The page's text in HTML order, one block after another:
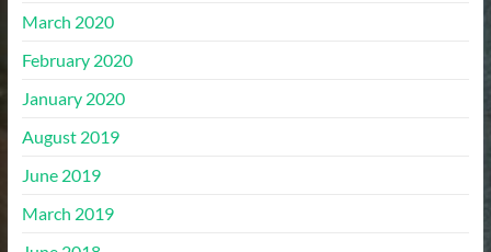
March 2020
February 2020
January 2020
August 2019
June 2019
March 2019